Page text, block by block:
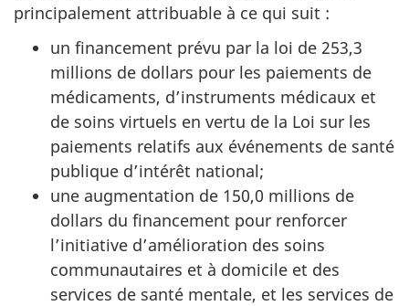
principalement attribuable à ce qui suit :
un financement prévu par la loi de 253,3
millions de dollars pour les paiements de
médicaments, d’instruments médicaux et
de soins virtuels en vertu de la Loi sur les
paiements relatifs aux événements de santé
publique d’intérêt national;
une augmentation de 150,0 millions de
dollars du financement pour renforcer
l’initiative d’amélioration des soins
communautaires et à domicile et des
services de santé mentale, et les services de